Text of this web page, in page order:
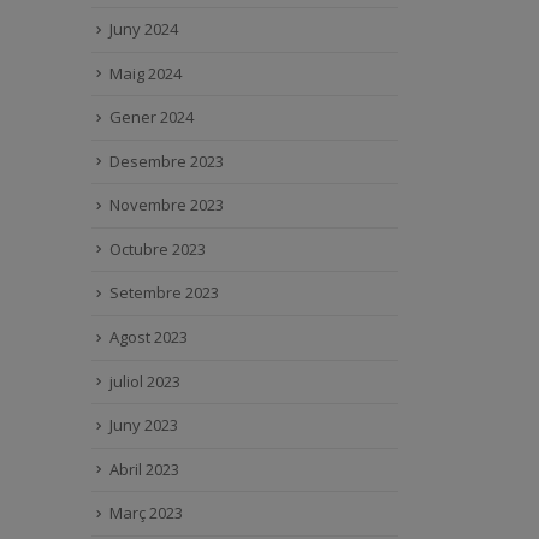
Juny 2024
Maig 2024
Gener 2024
Desembre 2023
Novembre 2023
Octubre 2023
Setembre 2023
Agost 2023
juliol 2023
Juny 2023
Abril 2023
Març 2023